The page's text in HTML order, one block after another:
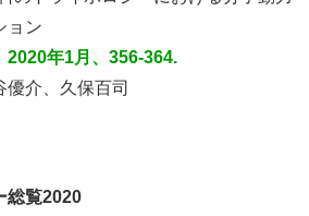
ョン
2020年1月、356-364.
優介、久保百司
総覧2020